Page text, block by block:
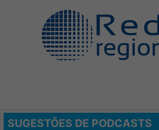
SUGESTÕES DE PODCASTS